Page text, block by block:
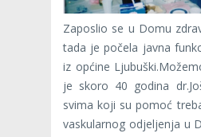
Zaposlio se u Domu
tada je počela javna
iz općine
je skoro 40 godina
svima koji su pomoć
vaskularnog odjeljenja u